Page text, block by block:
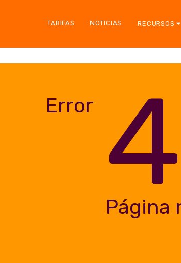
TARIFAS NOTICIAS RECURSOS
Error
Página